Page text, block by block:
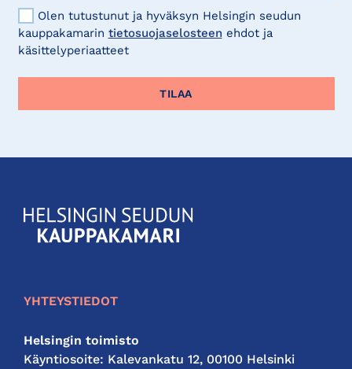
Olen tutustunut ja hyväksyn Helsingin seudun
kauppakamarin tietosuojaselosteen ehdot ja
käsittelyperiaatteet
KauppakamariHelsingin
seudun
YHTEYSTIEDOT
Helsingin toimisto
Käyntiosoite: Kalevankatu 12, 00100 Helsinki